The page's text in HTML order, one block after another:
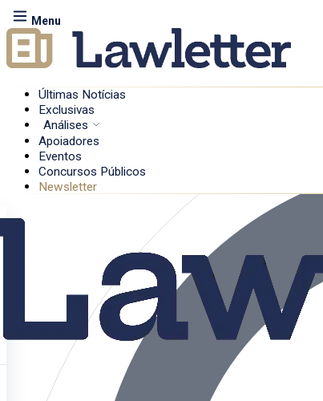
Menu
Últimas Notícias
Exclusivas
Análises
Apoiadores
Eventos
Concursos Públicos
Newsletter